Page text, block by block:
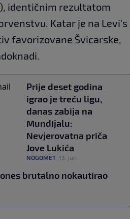
identičnim rezultatom
Katar je na Levi's
favorizovane Švicarske,
Prije deset godina
igrao je treću ligu,
danas zabija na
Mundijalu:
Nevjerovatna priča
Jove Lukića
NOGOMET 13. jun.
brutalno nokautirao